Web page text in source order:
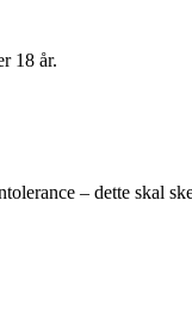
18 år.
– dette skal